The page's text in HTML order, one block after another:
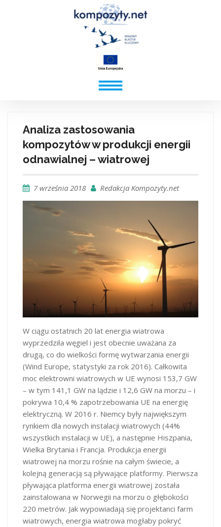
Analiza zastosowania
kompozytów w produkcji energii
odnawialnej – wiatrowej
7 września 2018 Redakcja Kompozyty.net
W ciągu ostatnich 20 lat energia wiatrowa
wyprzedziła węgiel i jest obecnie uważana za
drugą, co do wielkości formę wytwarzania energii
(Wind Europe, statystyki za rok 2016). Całkowita
moc elektrowni wiatrowych w UE wynosi 153,7 GW
– w tym 141,1 GW na lądzie i 12,6 GW na morzu – i
pokrywa 10,4 % zapotrzebowania UE na energię
elektryczną. W 2016 r. Niemcy były największym
rynkiem dla nowych instalacji wiatrowych (44%
wszystkich instalacji w UE), a następnie Hiszpania,
Wielka Brytania i Francja. Produkcja energii
wiatrowej na morzu rośnie na całym świecie, a
kolejną generacją są pływające platformy. Pierwsza
pływająca platforma energii wiatrowej została
zainstalowana w Norwegii na morzu o głębokości
220 metrów. Jak wypowiadają się projektanci farm
wiatrowych, energia wiatrowa mogłaby pokryć